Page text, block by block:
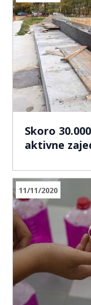
Skoro
aktivne
11/11/2020